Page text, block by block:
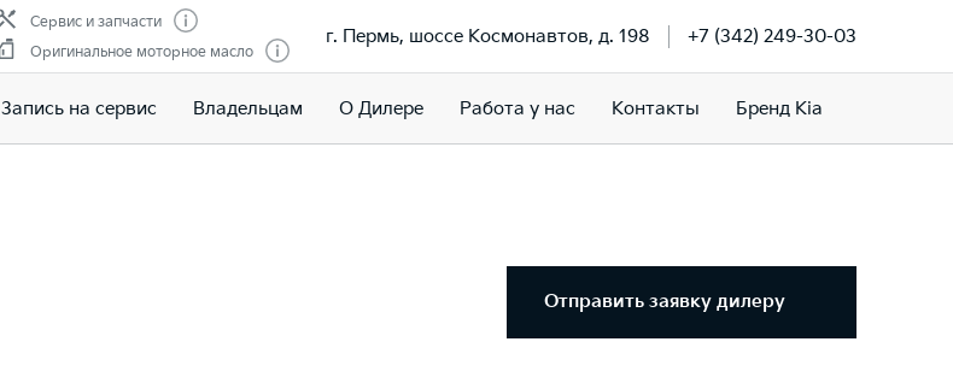
Сервис и запчасти
Оригинальное моторное масло
г. Пермь, шоссе Космонавтов, д. 198 +7 (342) 249-30-03
Запись на сервис Владельцам О Дилере Работа у нас Контакты Бренд Kia
Отправить заявку дилеру